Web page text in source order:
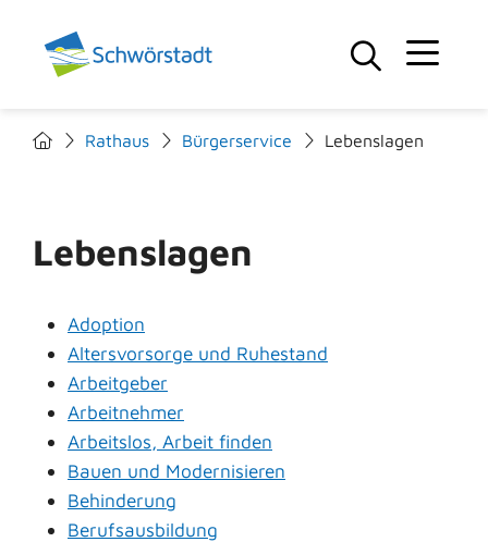
Rathaus Bürgerservice Lebenslagen
Lebenslagen
Adoption
Altersvorsorge und Ruhestand
Arbeitgeber
Arbeitnehmer
Arbeitslos, Arbeit finden
Bauen und Modernisieren
Behinderung
Berufsausbildung